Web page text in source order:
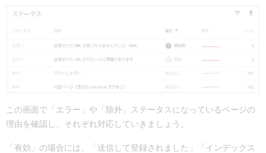
この画面で「エラー」や「除外」ステータスになっているページの
理由を確認し、それぞれ対応していきましょう。
「有効」の場合には、「送信して登録されました」「インデックス